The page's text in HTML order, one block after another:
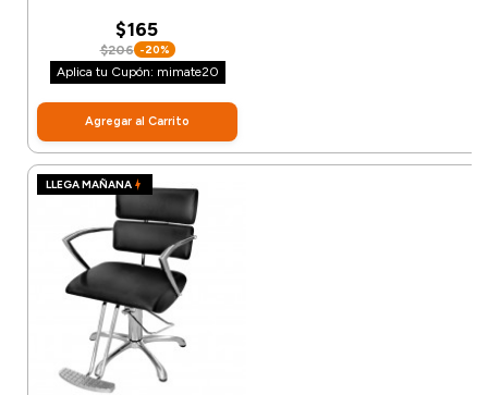
$165
$206 -20%
Aplica tu Cupón: mimate20
Agregar al Carrito
LLEGA MAÑANA